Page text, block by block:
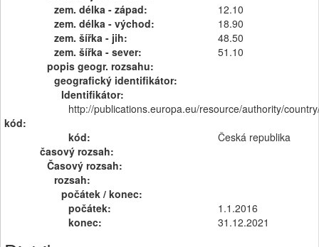
zem. délka - západ:
12.10
zem. délka - východ:
18.90
zem. šířka - jih:
48.50
zem. šířka - sever:
51.10
popis geogr. rozsahu:
geografický identifikátor:
Identifikátor:
kód:
http://publications.europa.eu/resource/authority/
kód:
Česká republika
časový rozsah:
Časový rozsah:
rozsah:
počátek / konec:
počátek:
1.1.2016
konec:
31.12.2021